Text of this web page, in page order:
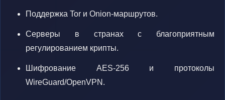
Поддержка Tor и Onion-маршрутов.
Серверы в странах с благоприятным
регулированием крипты.
Шифрование AES-256 и протоколы
WireGuard/OpenVPN.